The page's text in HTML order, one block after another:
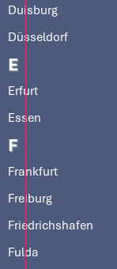
Duisburg
Düsseldorf
E
Erfurt
Essen
F
Frankfurt
Freiburg
Friedrichshafen
Fulda